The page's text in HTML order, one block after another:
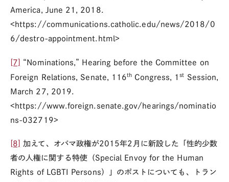
America, June 21, 2018.
<https://communications.catholic.edu/news/2018/0
6/destro-appointment.html>
[7] “Nominations,” Hearing before the Committee on
Foreign Relations, Senate, 116th Congress, 1st
Session,
March 27, 2019.
<https://www.foreign.senate.gov/hearings/nominatio
ns-032719>
[8]
加えて、オバマ政権が2015年2月に新設した「性的少数
者の人権に関する特使（Special Envoy for the Human
Rights of LGBTI Persons）」のポストについても、トラン